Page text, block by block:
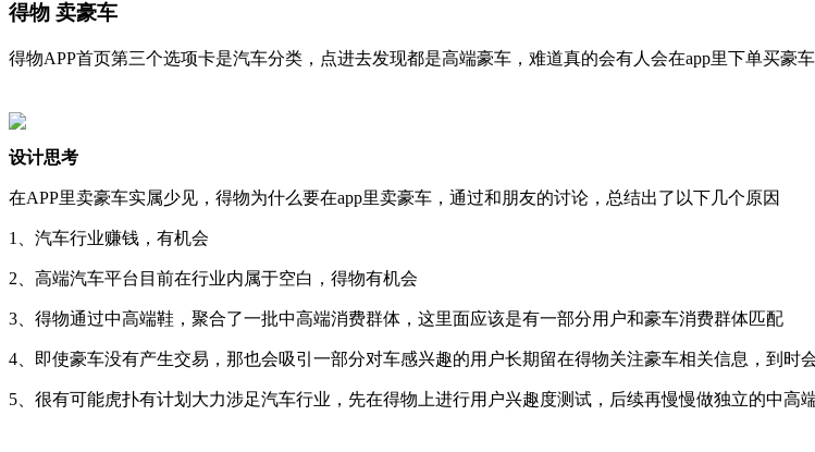
得物 卖豪车
得物APP首页第三个选项卡是汽车分类，点进去发现都是高端豪车，难道真的会有人会在app里下单买豪车
设计思考
在APP里卖豪车实属少见，得物为什么要在app里卖豪车，通过和朋友的讨论，总结出了以下几个原因
1、汽车行业赚钱，有机会
2、高端汽车平台目前在行业内属于空白，得物有机会
3、得物通过中高端鞋，聚合了一批中高端消费群体，这里面应该是有一部分用户和豪车消费群体匹配
4、即使豪车没有产生交易，那也会吸引一部分对车感兴趣的用户长期留在得物关注豪车相关信息，到时
5、很有可能虎扑有计划大力涉足汽车行业，先在得物上进行用户兴趣度测试，后续再慢慢做独立的中